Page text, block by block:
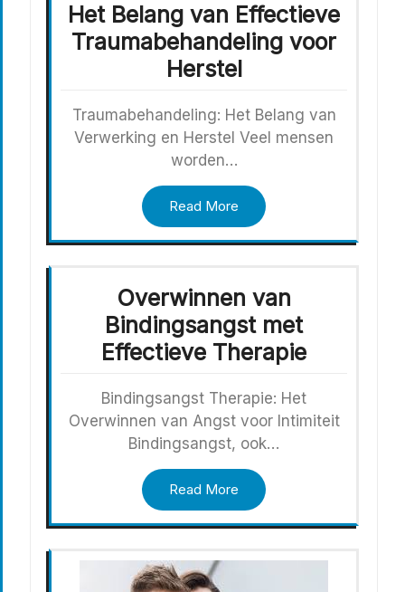
Het Belang van Effectieve
Traumabehandeling voor
Herstel
Traumabehandeling: Het Belang van
Verwerking en Herstel Veel mensen
worden…
Read More
Overwinnen van
Bindingsangst met
Effectieve Therapie
Bindingsangst Therapie: Het
Overwinnen van Angst voor Intimiteit
Bindingsangst, ook…
Read More